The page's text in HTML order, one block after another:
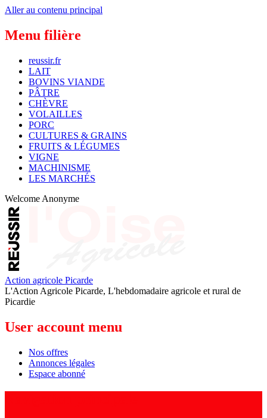
Aller au contenu principal
Menu filière
reussir.fr
LAIT
BOVINS VIANDE
PÂTRE
CHÈVRE
VOLAILLES
PORC
CULTURES & GRAINS
FRUITS & LÉGUMES
VIGNE
MACHINISME
LES MARCHÉS
Welcome Anonyme
Action agricole Picarde
L'Action Agricole Picarde, L'hebdomadaire agricole et rural de
Picardie
User account menu
Nos offres
Annonces légales
Espace abonné